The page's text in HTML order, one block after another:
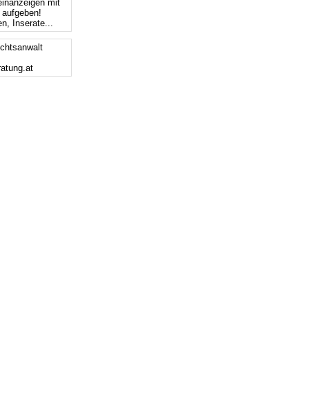
mit
Inserate...